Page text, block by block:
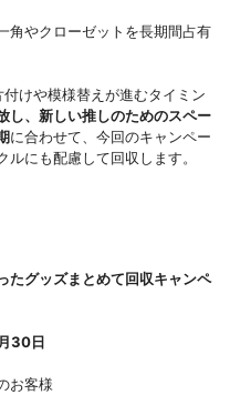
角やクローゼットを長期間占有
けや模様替えが進むタイミン
し、新しい推しのためのスペー
に合わせて、今回のキャンペー
にも配慮して回収します。
たグッズまとめて回収キャンペ
30日
お客様